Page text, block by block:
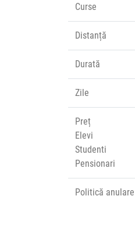
Curse
Distanță
Durată
Zile
Preț
Elevi
Studenti
Pensionari
Politică anulare